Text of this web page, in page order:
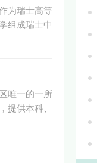
为瑞士高等
组成瑞士中
唯一的一所
提供本科、